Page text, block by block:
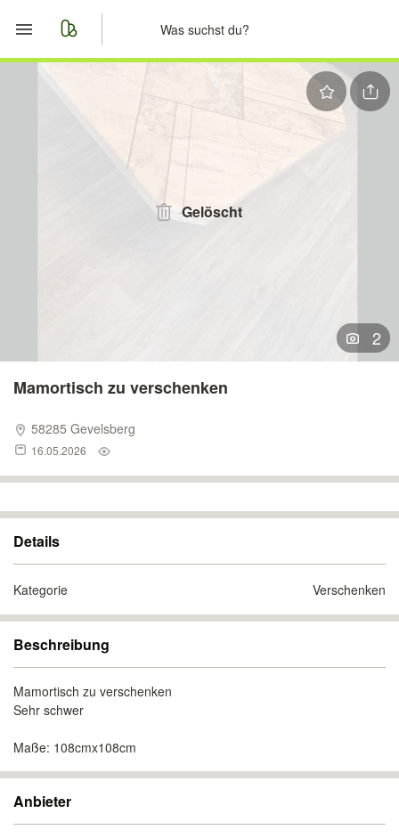
Merkliste
Nachrichten
Anzeige aufgebenGelöscht
2
Mamortisch zu verschenken
58285 Gevelsberg
16.05.2026
Details
Kategorie Verschenken
Beschreibung
Mamortisch zu verschenken
Sehr schwer
Maße: 108cmx108cm
Anbieter